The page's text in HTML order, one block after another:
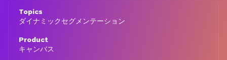
Topics
ダイナミックセグメンテーション
Product
キャンバス